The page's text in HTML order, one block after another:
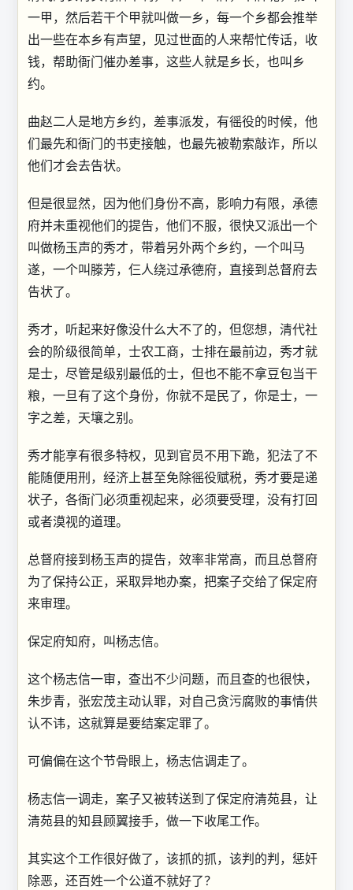
一甲，然后若干个甲就叫做一乡，每一个乡都会推举
出一些在本乡有声望，见过世面的人来帮忙传话，收
钱，帮助衙门催办差事，这些人就是乡长，也叫乡
约。
曲赵二人是地方乡约，差事派发，有徭役的时候，他
们最先和衙门的书吏接触，也最先被勒索敲诈，所以
他们才会去告状。
但是很显然，因为他们身份不高，影响力有限，承德
府并未重视他们的提告，他们不服，很快又派出一个
叫做杨玉声的秀才，带着另外两个乡约，一个叫马
遂，一个叫滕芳，仨人绕过承德府，直接到总督府去
告状了。
秀才，听起来好像没什么大不了的，但您想，清代社
会的阶级很简单，士农工商，士排在最前边，秀才就
是士，尽管是级别最低的士，但也不能不拿豆包当干
粮，一旦有了这个身份，你就不是民了，你是士，一
字之差，天壤之别。
秀才能享有很多特权，见到官员不用下跪，犯法了不
能随便用刑，经济上甚至免除徭役赋税，秀才要是递
状子，各衙门必须重视起来，必须要受理，没有打回
或者漠视的道理。
总督府接到杨玉声的提告，效率非常高，而且总督府
为了保持公正，采取异地办案，把案子交给了保定府
来审理。
保定府知府，叫杨志信。
这个杨志信一审，查出不少问题，而且查的也很快，
朱步青，张宏茂主动认罪，对自己贪污腐败的事情供
认不讳，这就算是要结案定罪了。
可偏偏在这个节骨眼上，杨志信调走了。
杨志信一调走，案子又被转送到了保定府清苑县，让
清苑县的知县顾翼接手，做一下收尾工作。
其实这个工作很好做了，该抓的抓，该判的判，惩奸
除恶，还百姓一个公道不就好了？